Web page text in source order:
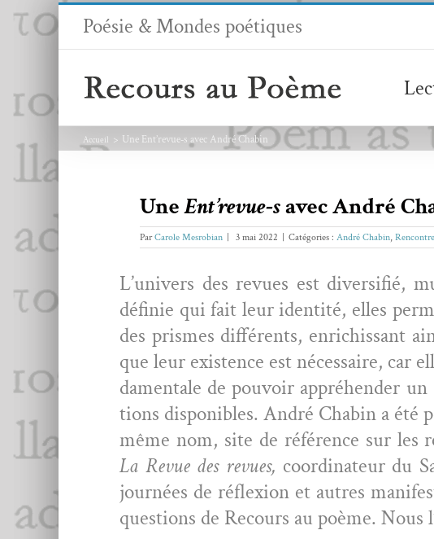
Passer
Poésie & Mondes poétiques
Accueil Une Ent’revue‑s avec André Chabin
UneEnt’revue‑savec André
ParCarole Mesrobian 3 mai 2022 Catégories : André Chabin,
L’u­nivers des revues est diver­si­fié,
définie qui fait leur iden­tité, elles
des prismes dif­férents, enrichissant
que leur exis­tence est néces­saire, car
da­men­tale de pou­voir appréhen­der
tions disponibles. André Chabin a été
même nom, site de référence sur les
La Revue des revues, coor­di­na­teur du
journées de réflex­ion et autres
ques­tions de Recours au poème.